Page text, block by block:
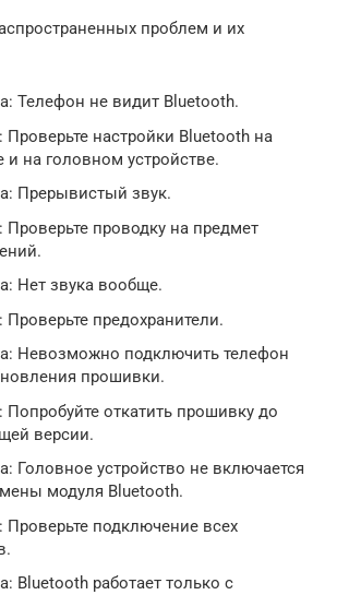
проблем и их
Телефон не видит Bluetooth.
Проверьте настройки Bluetooth на
и на головном устройстве.
Прерывистый звук.
Проверьте проводку на предмет
Нет звука вообще.
предохранители.
Невозможно подключить телефон
прошивки.
Попробуйте откатить прошивку до
версии.
Головное устройство не включается
модуля Bluetooth.
Проверьте подключение всех
Bluetooth работает только с